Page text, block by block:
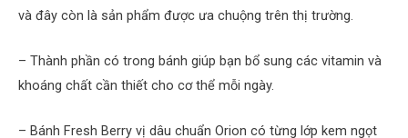
và đây còn là sản phẩm được ưa chuộng trên thị trường.
– Thành phần có trong bánh giúp bạn bổ sung các vitamin và
khoáng chất cần thiết cho cơ thể mỗi ngày.
– Bánh Fresh Berry vị dâu chuẩn Orion​ có từng lớp kem ngọt